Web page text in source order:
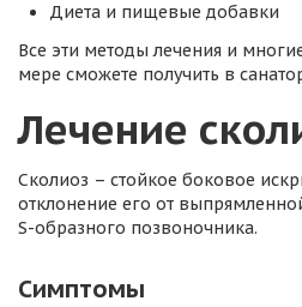
Диета и пищевые добавки
Все эти методы лечения и
мере сможете получить в
Лечение
Сколиоз – стойкое боковое
отклонение его от
S-образного позвоночника.
Симптомы